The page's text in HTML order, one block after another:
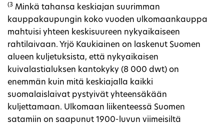
(3 Minkä tahansa keskiajan suurimman
kauppakaupungin koko vuoden ulkomaankauppa
mahtuisi yhteen keskisuureen nykyaikaiseen
rahtilaivaan. Yrjö Kaukiainen on laskenut Suomen
alueen kuljetuksista, että nykyaikaisen
kuivalastialuksen kantokyky (8 000 dwt) on
enemmän kuin mitä keskiajalla kaikki
suomalaislaivat pystyivät yhteensäkään
kuljettamaan. Ulkomaan liikenteessä Suomen
satamiin on saapunut 1900-luvun viimeisiltä